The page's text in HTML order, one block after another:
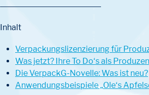
Inhalt
Verpackungslizenzierung für
Was jetzt? Ihre To Do‘s als
Die VerpackG-Novelle: Was ist neu?
Anwendungsbeispiele „Ole‘s